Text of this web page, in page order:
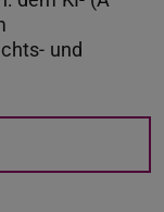
und